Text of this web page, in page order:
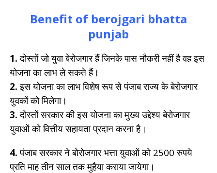
Benefit of berojgari bhatta
punjab
1. दोस्तों जो युवा बेरोजगार हैं जिनके पास नौकरी नहीं है वह इस
योजना का लाभ ले सकते हैं।
2. इस योजना का लाभ विशेष रूप से पंजाब राज्य के बेरोजगार
युवकों को मिलेगा।
3. दोस्तों सरकार की इस योजना का मुख्य उद्देश्य बेरोजगार
युवाओं को वित्तीय सहायता प्रदान करना है।
4. पंजाब सरकार ने बोरोजगार भत्ता युवाओं को 2500 रुपये
प्रति माह तीन साल तक मुहैया कराया जायेगा।